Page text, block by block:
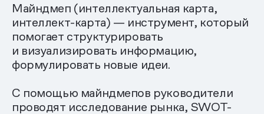
Майндмеп (интеллектуальная карта,
интеллект-карта) — инструмент, который
помогает структурировать
и визуализировать информацию,
формулировать новые идеи.
С помощью майндмепов руководители
проводят исследование рынка, SWOT-